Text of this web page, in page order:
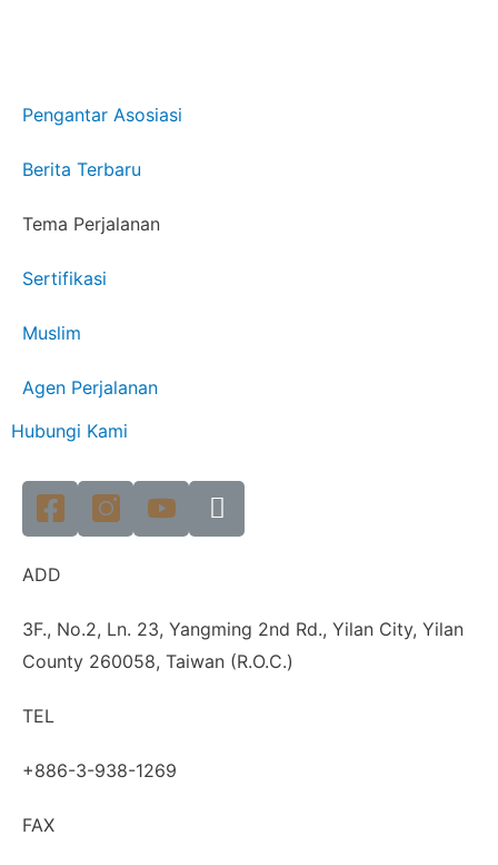
Pengantar Asosiasi
Berita Terbaru
Tema Perjalanan
Sertifikasi
Muslim
Agen Perjalanan
Hubungi Kami
ADD
3F., No.2, Ln. 23, Yangming 2nd Rd., Yilan City, Yilan
County 260058, Taiwan (R.O.C.)
TEL
+886-3-938-1269
FAX